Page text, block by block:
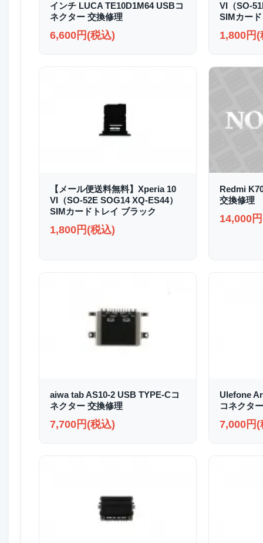
インチ LUCA TE10D1M64 USBコ
ネクター 交換修理
6,600円(税込)
VI（SO-
SIMカー
1,800円(
【メール便送料無料】Xperia 10
VI（SO-52E SOG14 XQ-ES44）
SIMカードトレイ ブラック
1,800円(税込)
Redmi
交換修理
14,000
aiwa tab AS10-2 USB TYPE-Cコ
ネクター 交換修理
7,700円(税込)
Ulefone
コネクタ
7,000円(